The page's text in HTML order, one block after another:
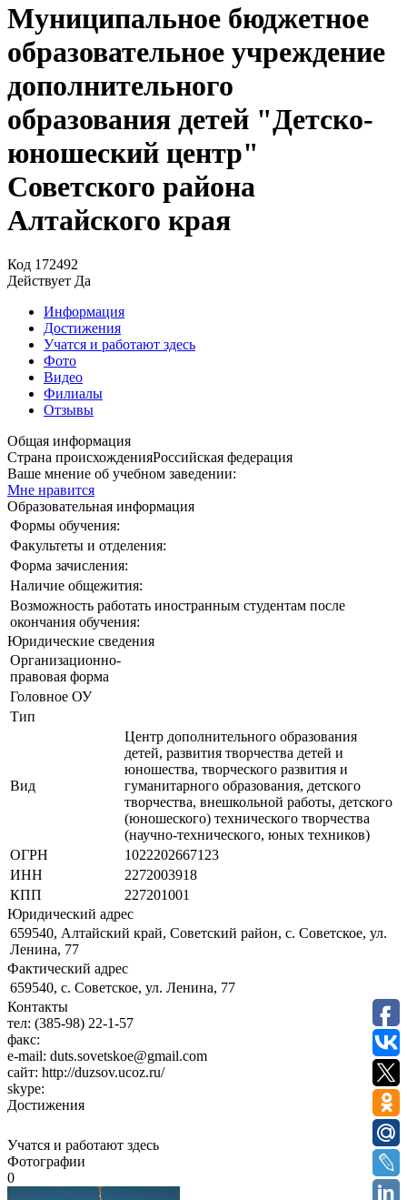
Муниципальное бюджетное
образовательное учреждение
дополнительного
образования детей "Детско-
юношеский центр"
Советского района
Алтайского края
Код 172492
Действует Да
Информация
Достижения
Учатся и работают здесь
Фото
Видео
Филиалы
Отзывы
Общая информация
Страна происхожденияРоссийская федерация
Ваше мнение об учебном заведении:
Мне нравится
Образовательная информация
Формы обучения:
Факультеты и отделения:
Форма зачисления:
Наличие общежития:
Возможность работать иностранным студентам после
окончания обучения:
Юридические сведения
Организационно-
правовая форма
Головное ОУ
Тип
Вид
Центр дополнительного образования
детей, развития творчества детей и
юношества, творческого развития и
гуманитарного образования, детского
творчества, внешкольной работы, детского
(юношеского) технического творчества
(научно-технического, юных техников)
ОГРН
1022202667123
ИНН
2272003918
КПП
227201001
Юридический адрес
659540, Алтайский край, Советский район, с. Советское, ул.
Ленина, 77
Фактический адрес
659540, с. Советское, ул. Ленина, 77
Контакты
тел: (385-98) 22-1-57
факс:
e-mail: duts.sovetskoe@gmail.com
сайт: http://duzsov.ucoz.ru/
skype:
Достижения
Учатся и работают здесь
Фотографии
0